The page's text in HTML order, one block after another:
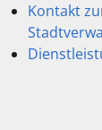
Kontakt